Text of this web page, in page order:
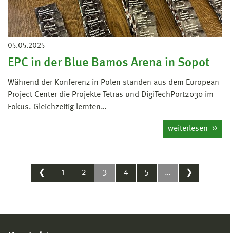
05.05.2025
EPC in der Blue Bamos Arena in Sopot
Während der Konferenz in Polen standen aus dem European
Project Center die Projekte Tetras und DigiTechPort2030 im
Fokus. Gleichzeitig lernten…
weiterlesen
❮ 1 2 3 4 5 … ❯